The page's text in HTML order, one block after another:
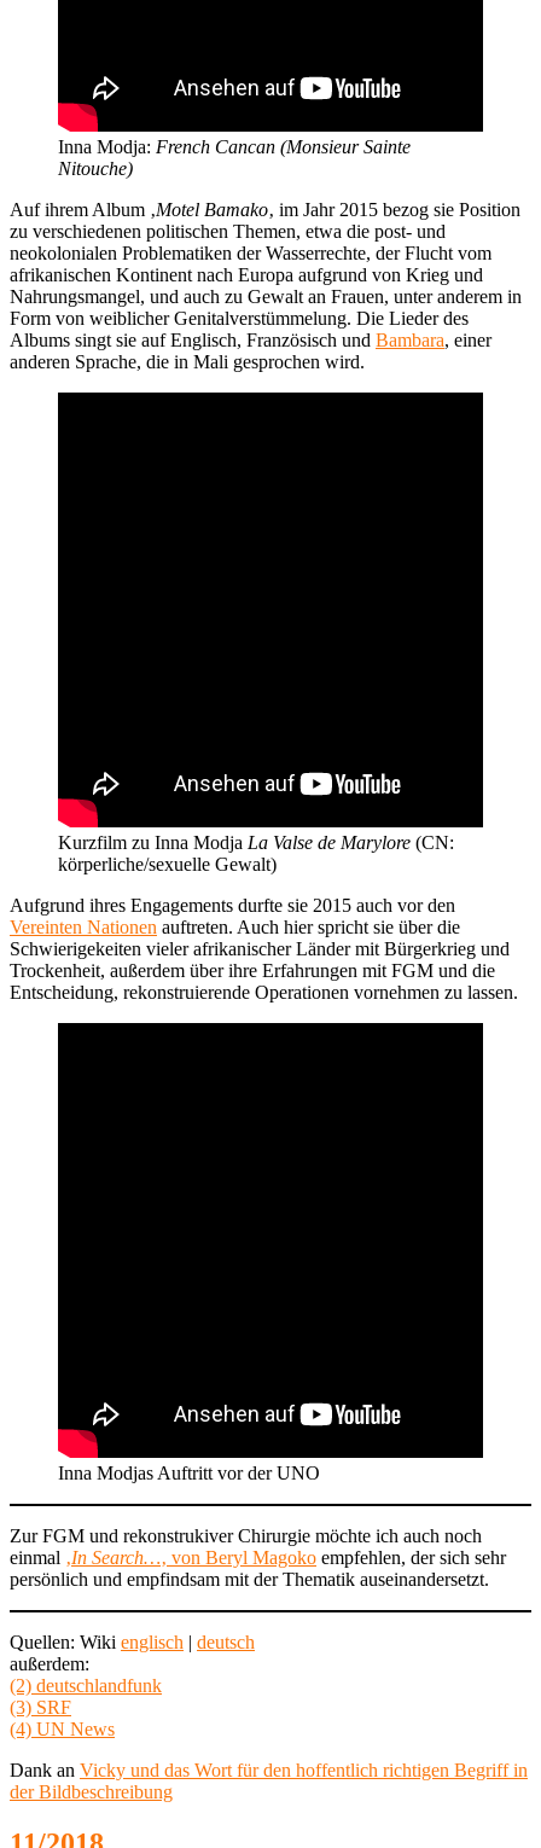
Inna Modja: French Cancan (Monsieur Sainte
Nitouche)
Auf ihrem Album ‚Motel Bamako‚ im Jahr 2015 bezog sie Position
zu verschiedenen politischen Themen, etwa die post- und
neokolonialen Problematiken der Wasserrechte, der Flucht vom
afrikanischen Kontinent nach Europa aufgrund von Krieg und
Nahrungsmangel, und auch zu Gewalt an Frauen, unter anderem in
Form von weiblicher Genitalverstümmelung. Die Lieder des
Albums singt sie auf Englisch, Französisch und Bambara, einer
anderen Sprache, die in Mali gesprochen wird.
Kurzfilm zu Inna Modja La Valse de Marylore (CN:
körperliche/sexuelle Gewalt)
Aufgrund ihres Engagements durfte sie 2015 auch vor den
Vereinten Nationen auftreten. Auch hier spricht sie über die
Schwierigekeiten vieler afrikanischer Länder mit Bürgerkrieg und
Trockenheit, außerdem über ihre Erfahrungen mit FGM und die
Entscheidung, rekonstruierende Operationen vornehmen zu lassen.
Inna Modjas Auftritt vor der UNO
Zur FGM und rekonstrukiver Chirurgie möchte ich auch noch
einmal ‚In Search…‚ von Beryl Magoko empfehlen, der sich sehr
persönlich und empfindsam mit der Thematik auseinandersetzt.
Quellen: Wiki englisch | deutsch
außerdem:
(2) deutschlandfunk
(3) SRF
(4) UN News
Dank an Vicky und das Wort für den hoffentlich richtigen Begriff in
der Bildbeschreibung